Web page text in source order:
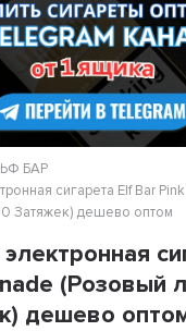
БАР
сигарета Elf Bar
Затяжек) дешево оптом
(Розовый
дешево